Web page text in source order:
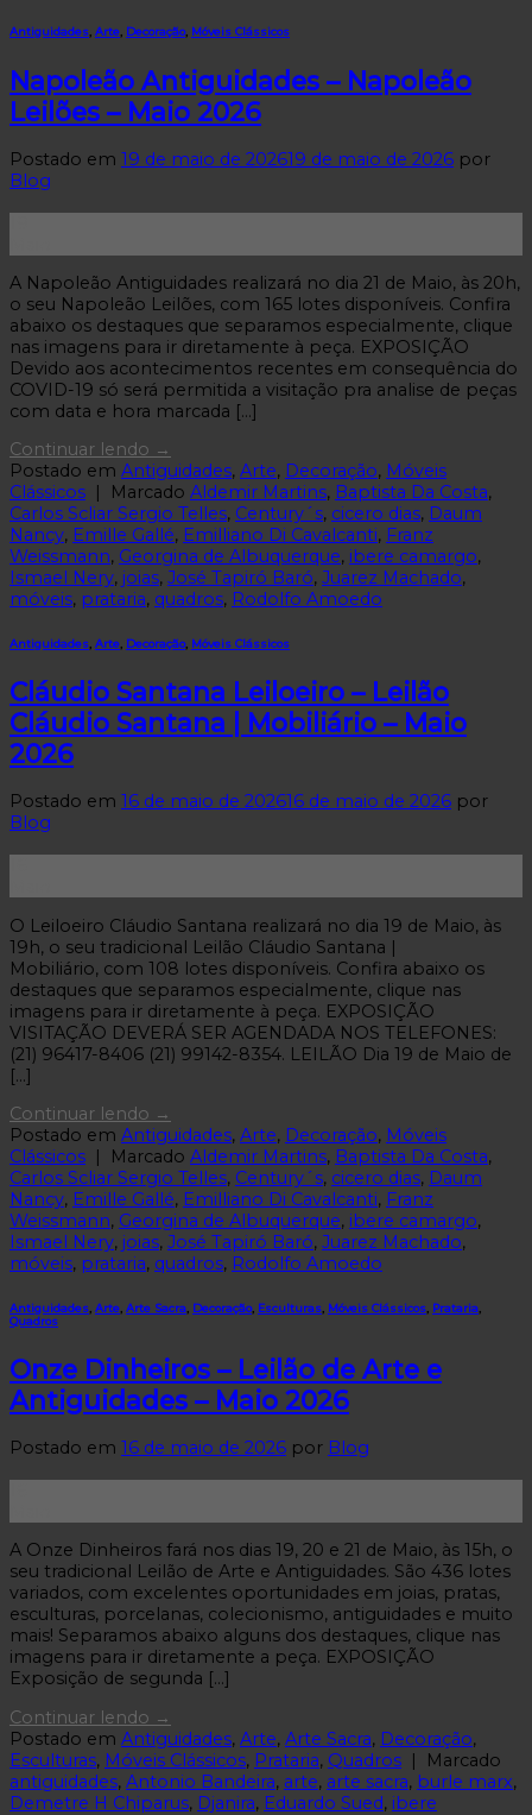
Antiguidades, Arte, Decoração, Móveis Clássicos
Napoleão Antiguidades – Napoleão
Leilões – Maio 2026
Postado em 19 de maio de 202619 de maio de 2026 por
Blog
A Napoleão Antiguidades realizará no dia 21 de Maio, às 20h,
o seu Napoleão Leilões, com 165 lotes disponíveis. Confira
abaixo os destaques que separamos especialmente, clique
nas imagens para ir diretamente à peça. EXPOSIÇÃO
Devido aos acontecimentos recentes em consequência do
COVID-19 só será permitida a visitação pra analise de peças
com data e hora marcada […]
Continuar lendo →
Postado em Antiguidades, Arte, Decoração, Móveis
Clássicos
Marcado Aldemir Martins, Baptista Da Costa,
Carlos Scliar Sergio Telles, Century´s, cicero dias, Daum
Nancy, Emille Gallé, Emilliano Di Cavalcanti, Franz
Weissmann, Georgina de Albuquerque, ibere camargo,
Ismael Nery, joias, José Tapiró Baró, Juarez Machado,
móveis, prataria, quadros, Rodolfo Amoedo
Antiguidades Arte Decoração, Móveis Clássicos
Cláudio Santana Leiloeiro – Leilão
Cláudio Santana | Mobiliário – Maio
2026
Postado em 16 de maio de 202616 de maio de 2026 por
Blog
O Leiloeiro Cláudio Santana realizará no dia 19 de Maio, às
19h, o seu tradicional Leilão Cláudio Santana |
Mobiliário, com 108 lotes disponíveis. Confira abaixo os
destaques que separamos especialmente, clique nas
imagens para ir diretamente à peça. EXPOSIÇÃO
VISITAÇÃO DEVERÁ SER AGENDADA NOS TELEFONES:
(21) 96417-8406 (21) 99142-8354. LEILÃO Dia 19 de Maio de
[…]
Continuar lendo →
Postado em Antiguidades, Arte, Decoração, Móveis
Clássicos | Marcado Aldemir Martins, Baptista Da Costa,
Carlos Scliar Sergio Telles, Century´s, cicero dias, Daum
Nancy, Emille Gallé, Emilliano Di Cavalcanti, Franz
Weissmann, Georgina de Albuquerque, ibere camargo,
Ismael Nery, joias, José Tapiró Baró, Juarez Machado,
móveis, prataria, quadros, Rodolfo Amoedo
Antiguidades Arte Arte Sacra Decoração, Esculturas Móveis Clássicos Prataria
Quadros
Onze Dinheiros – Leilão de Arte e
Antiguidades – Maio 2026
Postado em 16 de maio de 2026 por Blog
A Onze Dinheiros fará nos dias 19, 20 e 21 de Maio, às 15h, o
seu tradicional Leilão de Arte e Antiguidades. São 436 lotes
variados, com excelentes oportunidades em joias, pratas,
esculturas, porcelanas, colecionismo, antiguidades e muito
mais! Separamos abaixo alguns dos destaques, clique nas
imagens para ir diretamente a peça. EXPOSIÇÃO
Exposição de segunda […]
Continuar lendo →
Postado em Antiguidades, Arte, Arte Sacra, Decoração,
Esculturas, Móveis Clássicos, Prataria, Quadros |
Marcado
antiguidades, Antonio Bandeira, arte, arte sacra, burle marx,
Demetre H Chiparus, Djanira, Eduardo Sued, ibere